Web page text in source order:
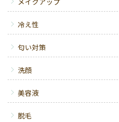
メイクアップ
冷え性
匂い対策
洗顔
美容液
脱毛